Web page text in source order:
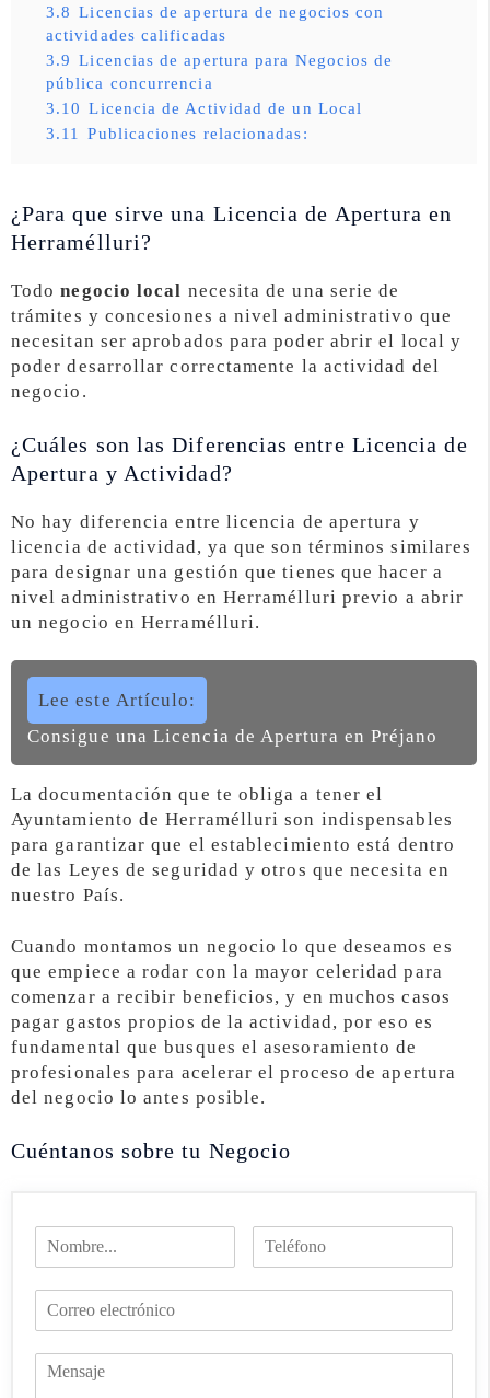
3.8 Licencias de apertura de negocios con
actividades calificadas
3.9 Licencias de apertura para Negocios de
pública concurrencia
3.10 Licencia de Actividad de un Local
3.11
Publicaciones relacionadas:
¿Para que sirve una Licencia de Apertura en
Herramélluri?
Todonegocio local necesita de una serie de
trámites y concesiones a nivel administrativo que
necesitan ser aprobados para poder abrir el local y
poder desarrollar correctamente la actividad del
negocio.
¿Cuáles son las Diferencias entre Licencia de
Apertura y Actividad?
No hay diferencia entre licencia de apertura y
licencia de actividad, ya que son términos similares
para designar una gestión que tienes que hacer a
nivel administrativo en Herramélluri previo a abrir
un negocio en Herramélluri.
Lee este Artículo:
Consigue una Licencia de Apertura en Préjano
La documentación que te obliga a tener el
Ayuntamiento de Herramélluri son indispensables
para garantizar que el establecimiento está dentro
de las Leyes de seguridad y otros que necesita en
nuestro País.
Cuando montamos un negocio lo que deseamos es
que empiece a rodar con la mayor celeridad para
comenzar a recibir beneficios, y en muchos casos
pagar gastos propios de la actividad, por eso es
fundamental que busques el asesoramiento de
profesionales para acelerar el proceso de apertura
del negocio lo antes posible.
Cuéntanos sobre tu Negocio